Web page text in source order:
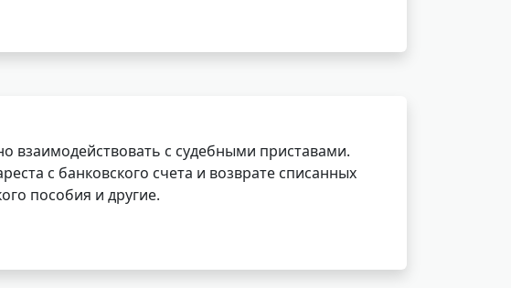
взаимодействовать с судебными приставами.
с банковского счета и возврате списанных
пособия и другие.